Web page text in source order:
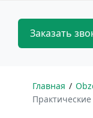
Заказать
Главная